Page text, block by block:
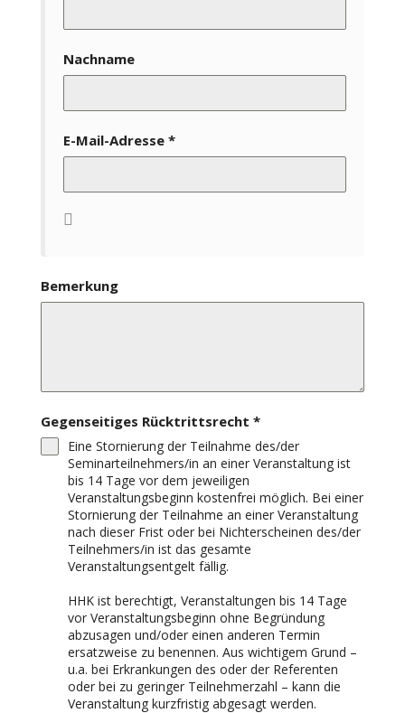
Nachname
E-Mail-Adresse *
Bemerkung
Gegenseitiges Rücktrittsrecht *
Eine Stornierung der Teilnahme des/der
Seminarteilnehmers/in an einer Veranstaltung ist
bis 14 Tage vor dem jeweiligen
Veranstaltungsbeginn kostenfrei möglich. Bei einer
Stornierung der Teilnahme an einer Veranstaltung
nach dieser Frist oder bei Nichterscheinen des/der
Teilnehmers/in ist das gesamte
Veranstaltungsentgelt fällig.
HHK ist berechtigt, Veranstaltungen bis 14 Tage
vor Veranstaltungsbeginn ohne Begründung
abzusagen und/oder einen anderen Termin
ersatzweise zu benennen. Aus wichtigem Grund –
u.a. bei Erkrankungen des oder der Referenten
oder bei zu geringer Teilnehmerzahl – kann die
Veranstaltung kurzfristig abgesagt werden.